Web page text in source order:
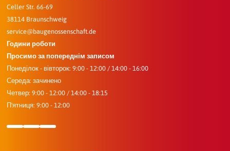
Celler Str. 66-69
38114 Braunschweig
service@baugenossenschaft.de
Години роботи
Просимо за попереднім записом
Понеділок - вівторок: 9:00 - 12:00 / 14:00 - 16:00
Середа: зачинено
Четвер: 9:00 - 12:00 / 14:00 - 18:15
П'ятниця: 9:00 - 12:00